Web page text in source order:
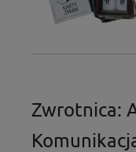
Zwrotnica: